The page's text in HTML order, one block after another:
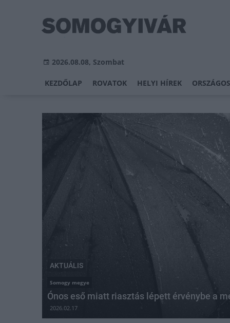
2026.08.08, Szombat
KEZDŐLAP ROVATOK HELYI HÍREK
AKTUÁLIS
Somogy megye
Ónos eső miatt riasztás lépett érvénybe a
2026.02.17